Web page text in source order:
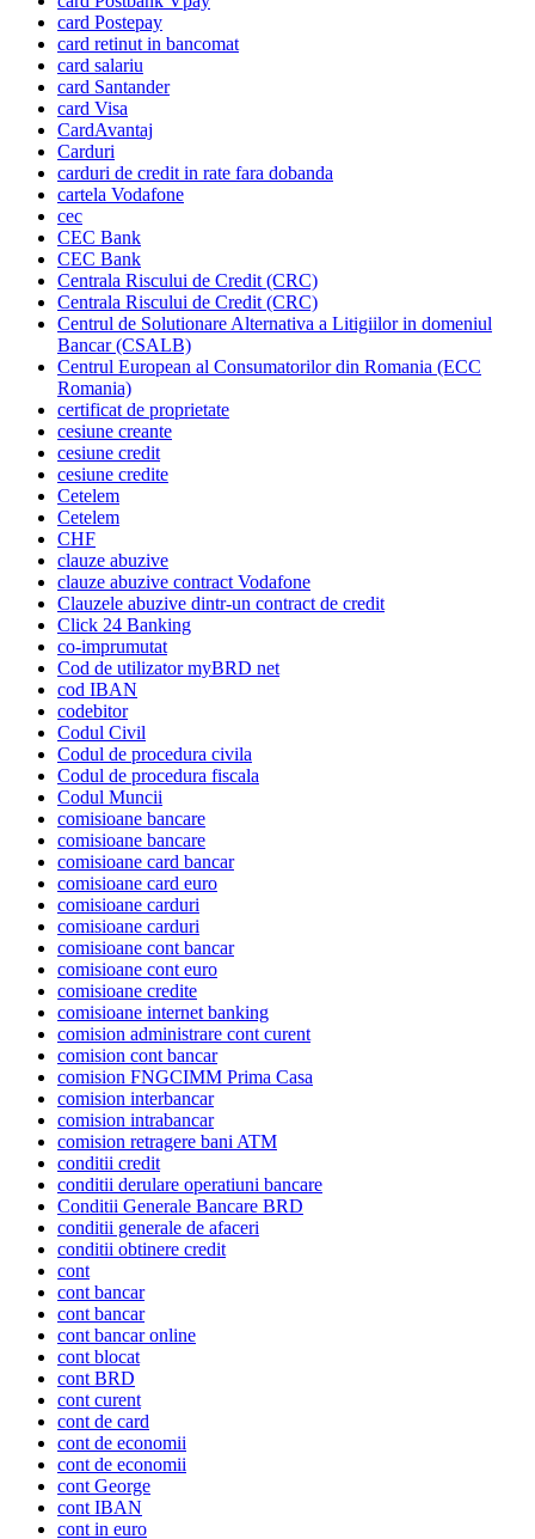
card Postepay
card retinut in bancomat
card salariu
card Santander
card Visa
CardAvantaj
Carduri
carduri de credit in rate fara dobanda
cartela Vodafone
cec
CEC Bank
CEC Bank
Centrala Riscului de Credit (CRC)
Centrala Riscului de Credit (CRC)
Centrul de Solutionare Alternativa a Litigiilor in domeniul
Bancar (CSALB)
Centrul European al Consumatorilor din Romania (ECC
Romania)
certificat de proprietate
cesiune creante
cesiune credit
cesiune credite
Cetelem
Cetelem
CHF
clauze abuzive
clauze abuzive contract Vodafone
Clauzele abuzive dintr-un contract de credit
Click 24 Banking
co-imprumutat
Cod de utilizator myBRD net
cod IBAN
codebitor
Codul Civil
Codul de procedura civila
Codul de procedura fiscala
Codul Muncii
comisioane bancare
comisioane bancare
comisioane card bancar
comisioane card euro
comisioane carduri
comisioane carduri
comisioane cont bancar
comisioane cont euro
comisioane credite
comisioane internet banking
comision administrare cont curent
comision cont bancar
comision FNGCIMM Prima Casa
comision interbancar
comision intrabancar
comision retragere bani ATM
conditii credit
conditii derulare operatiuni bancare
Conditii Generale Bancare BRD
conditii generale de afaceri
conditii obtinere credit
cont
cont bancar
cont bancar
cont bancar online
cont blocat
cont BRD
cont curent
cont de card
cont de economii
cont de economii
cont George
cont IBAN
cont in euro